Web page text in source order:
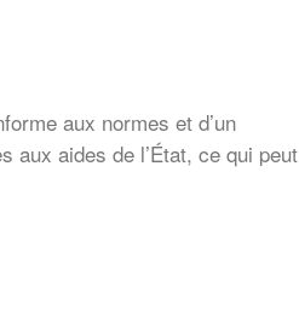
aux normes et d’un
aux aides de l’État, ce qui peut